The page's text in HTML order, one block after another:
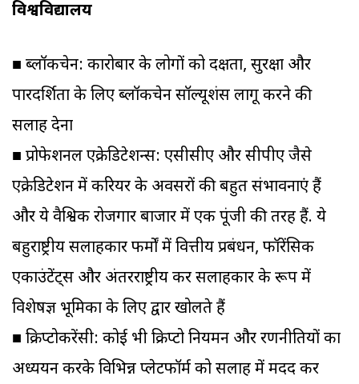
विश्वविद्यालय
■ ब्लॉकचेन: कारोबार के लोगों को दक्षता, सुरक्षा और
पारदर्शिता के लिए ब्लॉकचेन सॉल्यूशंस लागू करने की
सलाह देना
■ प्रोफेशनल एक्रेडिटेशन्स: एसीसीए और सीपीए जैसे
एक्रेडिटेशन में करियर के अवसरों की बहुत संभावनाएं हैं
और ये वैश्विक रोजगार बाजार में एक पूंजी की तरह हैं. ये
बहुराष्ट्रीय सलाहकार फर्मों में वित्तीय प्रबंधन, फॉरेंसिक
एकाउंटेंट्स और अंतरराष्ट्रीय कर सलाहकार के रूप में
विशेषज्ञ भूमिका के लिए द्वार खोलते हैं
■ क्रिप्टोकरेंसी: कोई भी क्रिप्टो नियमन और रणनीतियों का
अध्ययन करके विभिन्न प्लेटफॉर्म को सलाह में मदद कर